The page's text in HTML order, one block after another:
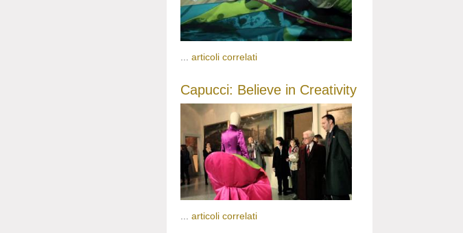
... articoli correlati
Capucci: Believe in Creativity
articoli correlati